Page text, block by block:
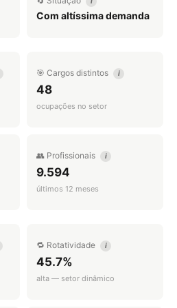
Com altíssima demanda
🎯 Cargos distintos i
48
ocupações no setor
👥 Profissionais i
9.594
últimos 12 meses
🔁 Rotatividade i
45.7%
alta — setor dinâmico